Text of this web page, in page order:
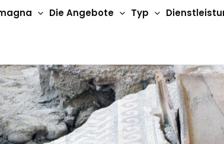
Die Angebote Typ